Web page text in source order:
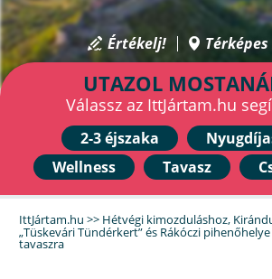
Értékelj!
UTAZOL
Válassz az IttJártam.hu
2-3 éjszaka
Wellness
Tavasz
IttJártam.hu >> Hétvégi kimozduláshoz,
„Tüskevári Tündérkert” és Rákóczi
tavaszra